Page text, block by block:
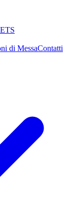
di MessaContatti